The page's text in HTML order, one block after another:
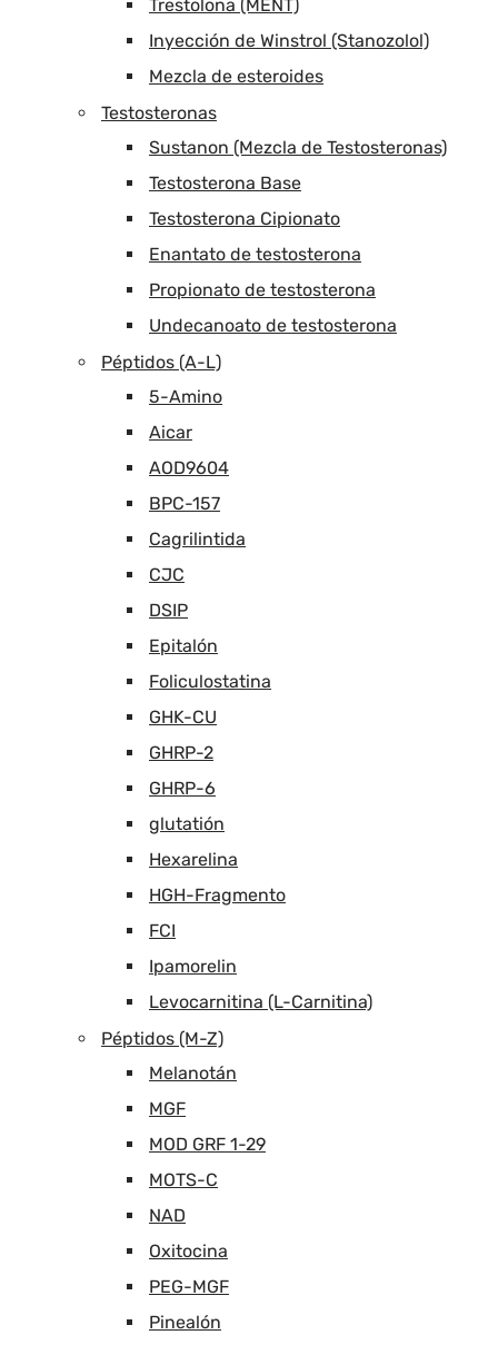
Trestolona (MENT)
Inyección de Winstrol (Stanozolol)
Mezcla de esteroides
Testosteronas
Sustanon (Mezcla de Testosteronas)
Testosterona Base
Testosterona Cipionato
Enantato de testosterona
Propionato de testosterona
Undecanoato de testosterona
Péptidos (A-L)
5-Amino
Aicar
AOD9604
BPC-157
Cagrilintida
CJC
DSIP
Epitalón
Foliculostatina
GHK-CU
GHRP-2
GHRP-6
glutatión
Hexarelina
HGH-Fragmento
FCI
Ipamorelin
Levocarnitina (L-Carnitina)
Péptidos (M-Z)
Melanotán
MGF
MOD GRF 1-29
MOTS-C
NAD
Oxitocina
PEG-MGF
Pinealón